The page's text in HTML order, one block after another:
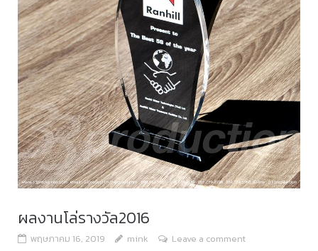
ผลงานโล่รางวัล2016
พฤษภาคม 16, 2019 mink Leave a comment